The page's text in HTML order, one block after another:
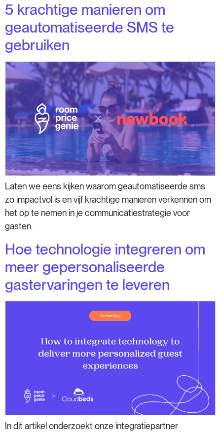
5 krachtige manieren om
geautomatiseerde SMS te
gebruiken
Laten we eens kijken waarom geautomatiseerde sms
zo impactvol is en vijf krachtige manieren verkennen om
het op te nemen in je communicatiestrategie voor
gasten.
Hoe technologie integreren om
meer gepersonaliseerde
gastervaringen te leveren
In dit artikel onderzoekt onze integratiepartner